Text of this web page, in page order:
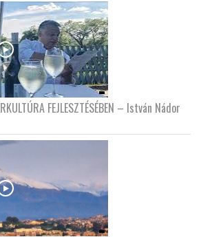
FEJLESZTÉSÉBEN – István Nádor